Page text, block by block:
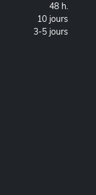
48 h.
10 jours
3-5 jours